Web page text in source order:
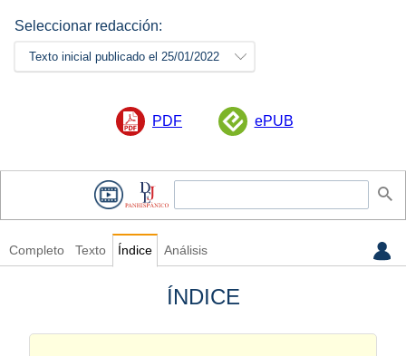
Seleccionar redacción:
Texto inicial publicado el 25/01/2022
PDF ePUB
Completo Texto Índice Análisis
ÍNDICE